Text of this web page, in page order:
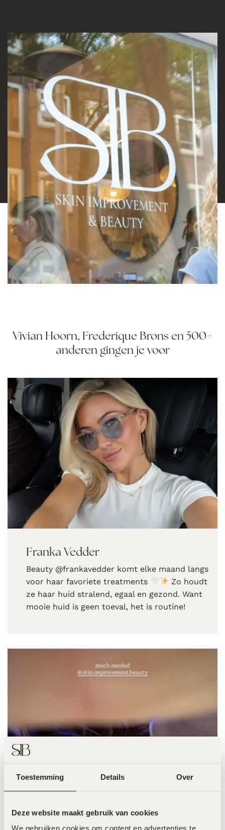
Toestemming Details Over
Deze website maakt gebruik van cookies
We gebruiken cookies om content en advertenties te
Vivian Hoorn, Frederique Brons en 500+
anderen gingen je voor
Franka Vedder
Beauty @frankavedder komt elke maand langs
voor haar favoriete treatments
Zo houdt
ze haar huid stralend, egaal en gezond. Want
mooie huid is geen toeval, het is routine!
Jade Anna